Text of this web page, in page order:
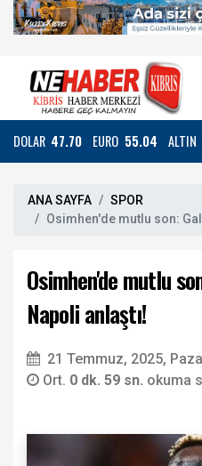
DOLAR 47.70 EURO 55.04 ALTIN
ANA SAYFA
SPOR
Osimhen'de mutlu son:
Osimhen'de mutlu
Napoli anlaştı!
21 Temmuz, 2025,
Ort. 0 dk. 59 sn. okuma